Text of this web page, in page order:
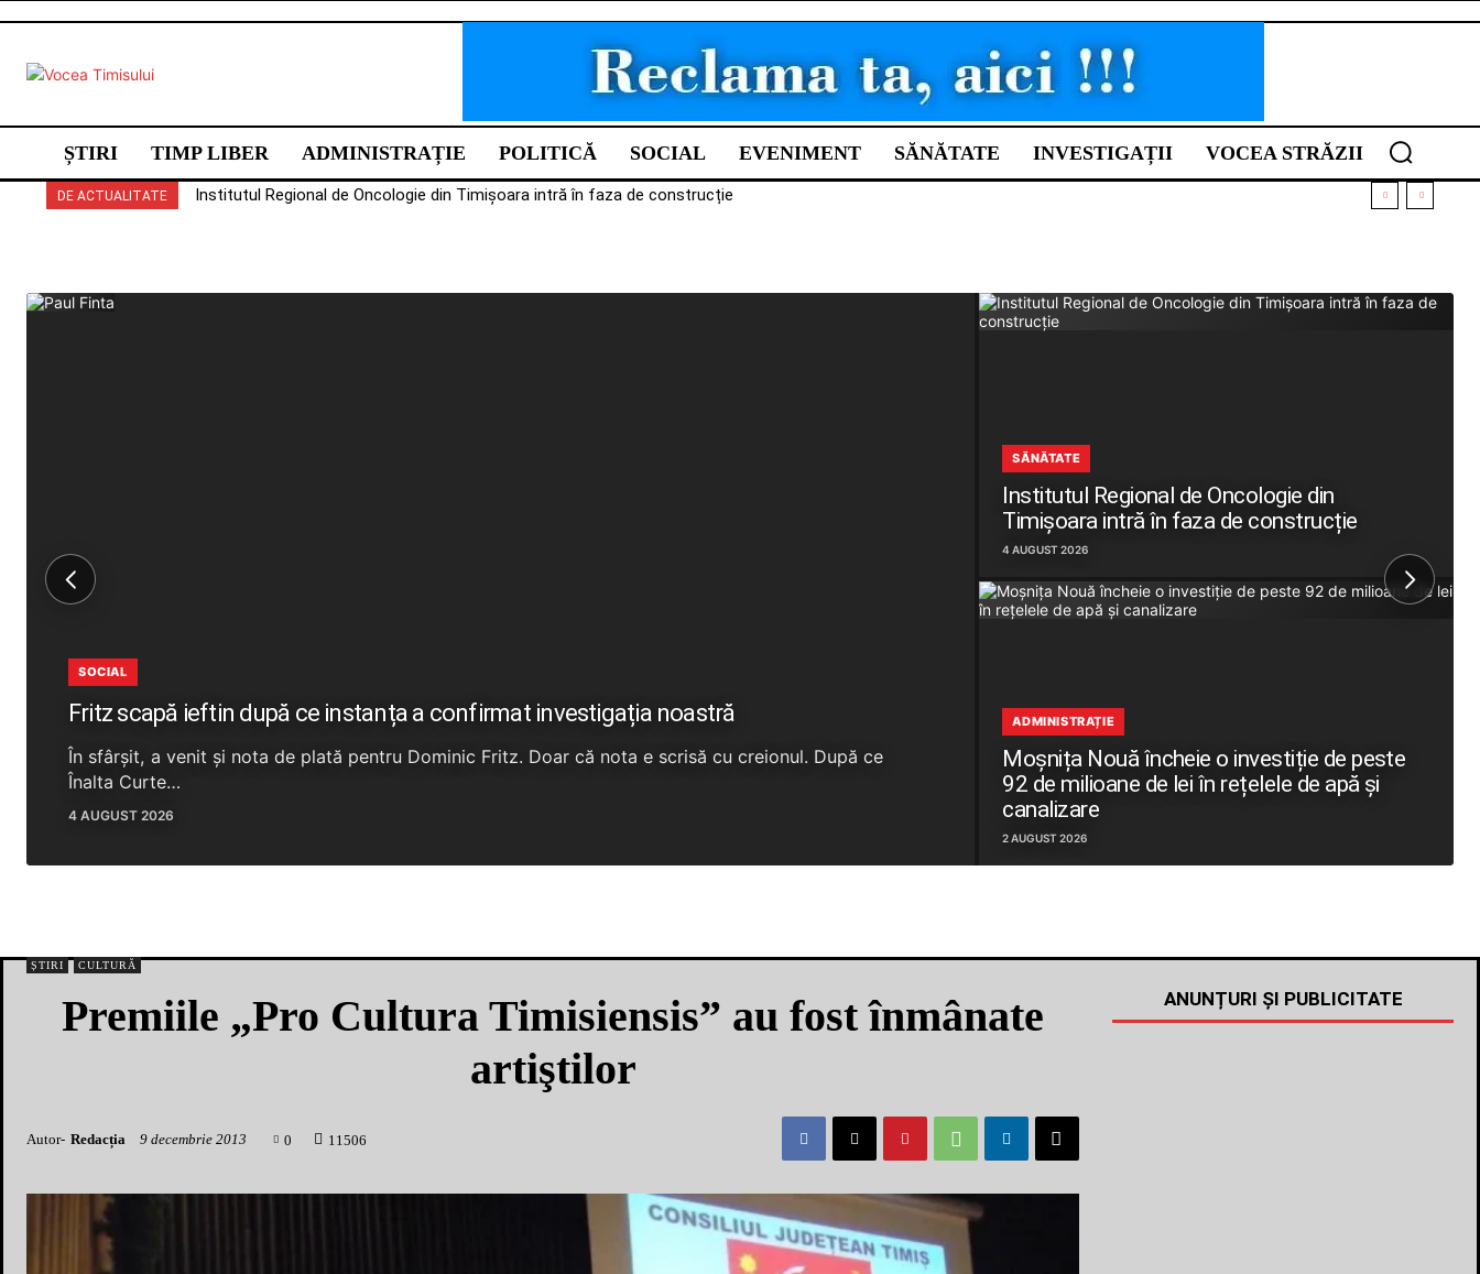
ȘTIRI TIMP LIBER ADMINISTRAȚIE POLITICĂ SOCIAL EVENIMENT SĂNĂTATE INVESTIGAȚII VOCEA STRĂZII
DE ACTUALITATE Institutul Regional de Oncologie din Timișoara intră în faza de construcție
Moșnița Nouă încheie o investiție de peste 92 de milioane de lei în rețelele de apă și canalizare
SOCIAL
Fritz scapă ieftin după ce instanța a confirmat investigația noastră
În sfârșit, a venit și nota de plată pentru Dominic Fritz. Doar că nota e scrisă cu creionul. După ce
Înalta Curte…
4 AUGUST 2026
SĂNĂTATE
Institutul Regional de Oncologie din
Timișoara intră în faza de construcție
4 AUGUST 2026
ADMINISTRAȚIE
Moșnița Nouă încheie o investiție de peste
92 de milioane de lei în rețelele de apă și
canalizare
2 AUGUST 2026
ȘTIRI CULTURĂ
Premiile „Pro Cultura Timisiensis” au fost înmânate
artiştilor
Autor- Redacția 9 decembrie 2013 0 1 1506
ANUNȚURI ȘI PUBLICITATE